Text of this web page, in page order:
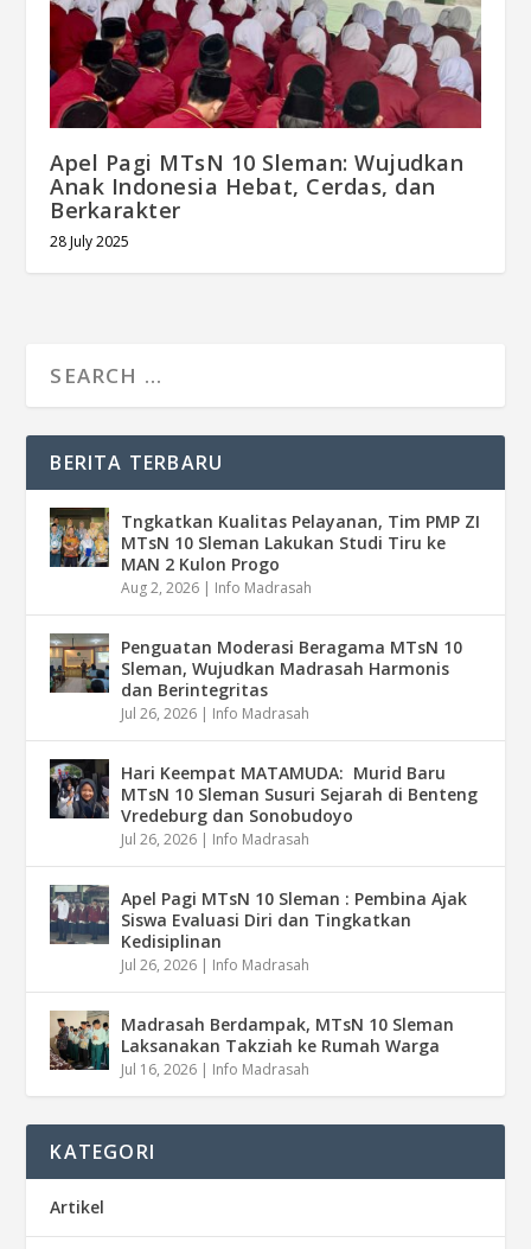
Apel Pagi MTsN 10 Sleman: Wujudkan
Anak Indonesia Hebat, Cerdas, dan
Berkarakter
28 July 2025
BERITA TERBARU
Tngkatkan Kualitas Pelayanan, Tim PMP ZI
MTsN 10 Sleman Lakukan Studi Tiru ke
MAN 2 Kulon Progo
Aug 2, 2026 | Info Madrasah
Penguatan Moderasi Beragama MTsN 10
Sleman, Wujudkan Madrasah Harmonis
dan Berintegritas
Jul 26, 2026 | Info Madrasah
Hari Keempat MATAMUDA: Murid Baru
MTsN 10 Sleman Susuri Sejarah di Benteng
Vredeburg dan Sonobudoyo
Jul 26, 2026 | Info Madrasah
Apel Pagi MTsN 10 Sleman : Pembina Ajak
Siswa Evaluasi Diri dan Tingkatkan
Kedisiplinan
Jul 26, 2026 | Info Madrasah
Madrasah Berdampak, MTsN 10 Sleman
Laksanakan Takziah ke Rumah Warga
Jul 16, 2026 | Info Madrasah
KATEGORI
Artikel